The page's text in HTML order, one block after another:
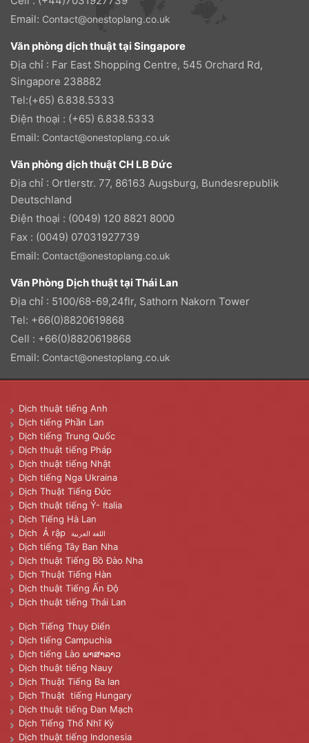
Email: Contact@onestoplang.co.uk
Văn phòng dịch thuật tại Singapore
Địa chỉ : Far East Shopping Centre, 545 Orchard Rd,
Singapore 238882
Tel:(+65) 6.838.5333
Điện thoại : (+65) 6.838.5333
Email: Contact@onestoplang.co.uk
Văn phòng dịch thuật CH LB Đức
Địa chỉ : Ortlerstr. 77, 86163 Augsburg, Bundesrepublik
Deutschland
Điện thoại : (0049) 120 8821 8000
Fax : (0049) 07031927739
Email: Contact@onestoplang.co.uk
Văn Phòng Dịch thuật tại Thái Lan
Địa chỉ : 5100/68-69,24flr, Sathorn Nakorn Tower
Tel: +66(0)8820619868
Cell : +66(0)8820619868
Email: Contact@onestoplang.co.uk
Dịch thuật tiếng Anh
Dịch tiếng Phần Lan
Dịch tiếng Trung Quốc
Dịch thuật tiếng Pháp
Dịch thuật tiếng Nhật
Dịch tiếng Nga Ukraina
Dịch Thuật Tiếng Đức
Dịch thuật tiếng Ý- Italia
Dịch Tiếng Hà Lan
Dịch Ả rập
اللغة العربية
Dịch tiếng Tây Ban Nha
Dịch thuật Tiếng Bồ Đào Nha
Dịch Thuật Tiếng Hàn
Dịch thuật Tiếng Ấn Độ
Dịch thuật tiếng Thái Lan
Dịch Tiếng Thụy Điển
Dịch tiếng Campuchia
Dịch tiếng Lào ພາສາລາວ
Dịch thuật tiếng Nauy
Dịch Thuật Tiếng Ba lan
Dịch Thuật tiếng Hungary
Dịch thuật tiếng Đan Mạch
Dịch Tiếng Thổ Nhĩ Kỳ
Dịch thuật tiếng Indonesia